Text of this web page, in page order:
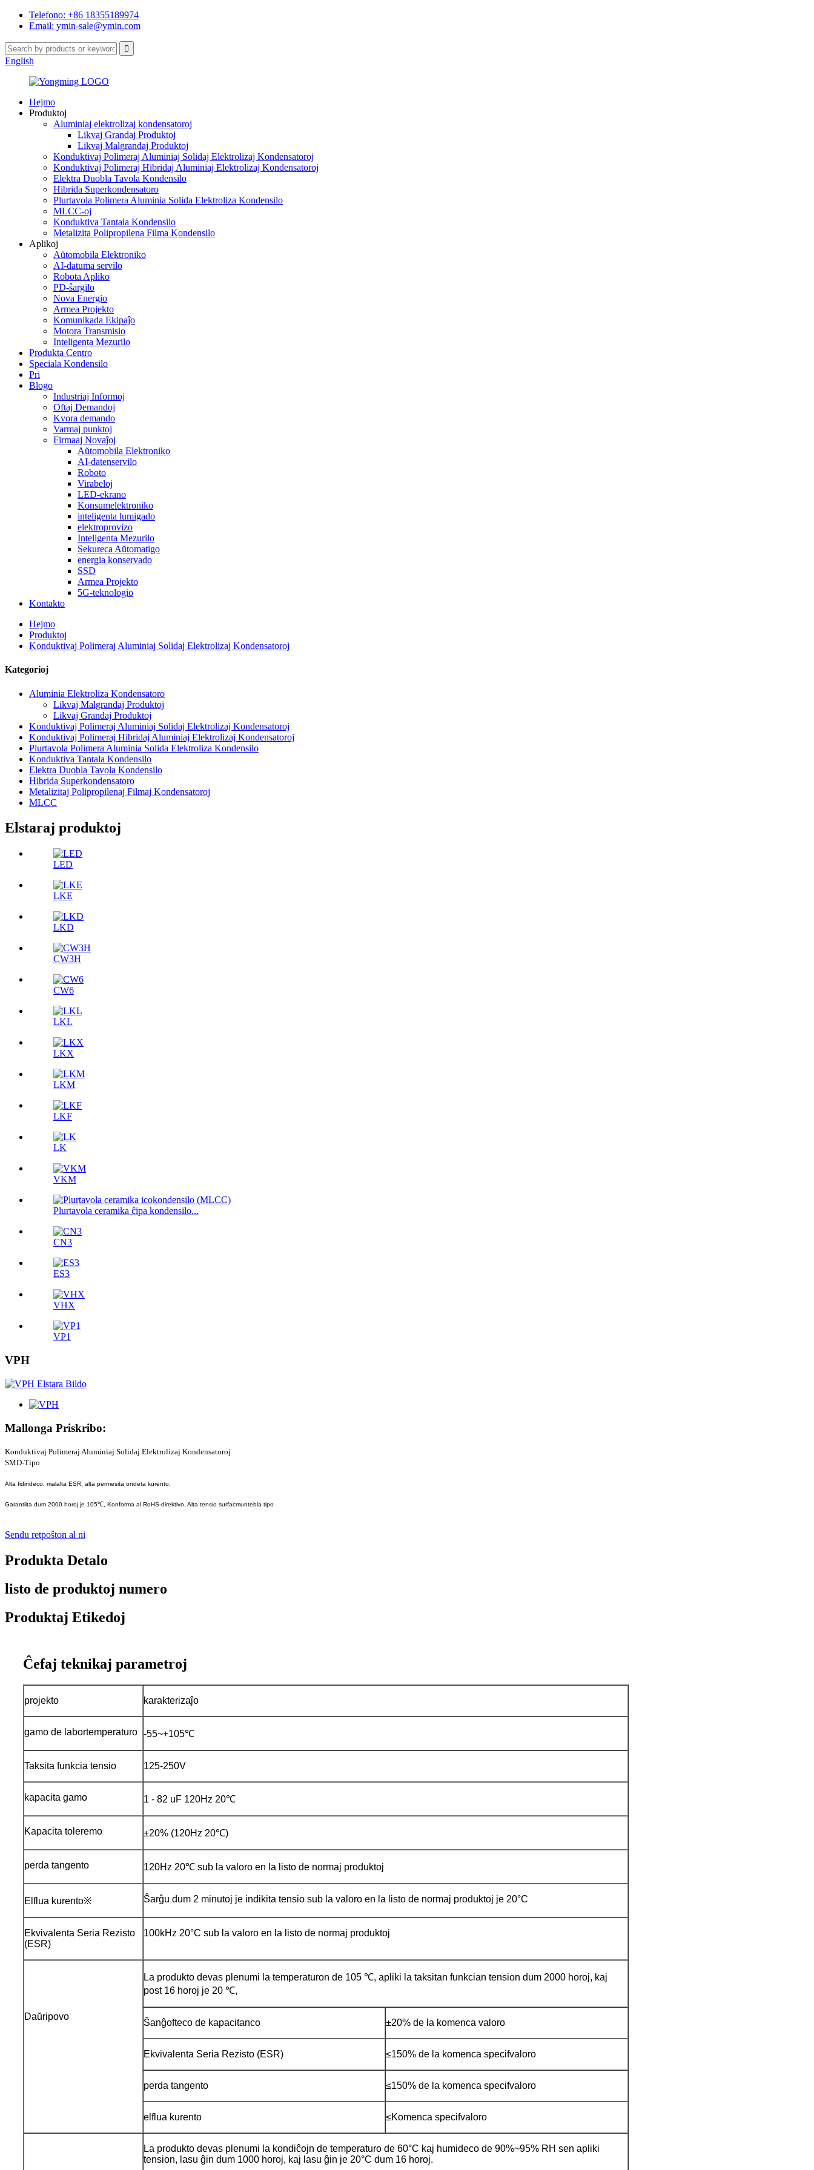
Telefono: +86 18355189974
Email: ymin-sale@ymin.com
English
Hejmo
Produktoj
Aluminiaj elektrolizaj kondensatoroj
Likvaj Grandaj Produktoj
Likvaj Malgrandaj Produktoj
Konduktivaj Polimeraj Aluminiaj Solidaj Elektrolizaj Kondensatoroj
Konduktivaj Polimeraj Hibridaj Aluminiaj Elektrolizaj Kondensatoroj
Elektra Duobla Tavola Kondensilo
Hibrida Superkondensatoro
Plurtavola Polimera Aluminia Solida Elektroliza Kondensilo
MLCC-oj
Konduktiva Tantala Kondensilo
Metalizita Polipropilena Filma Kondensilo
Aplikoj
Aŭtomobila Elektroniko
AI-datuma servilo
Robota Apliko
PD-ŝargilo
Nova Energio
Armea Projekto
Komunikada Ekipaĵo
Motora Transmisio
Inteligenta Mezurilo
Produkta Centro
Speciala Kondensilo
Pri
Blogo
Industriaj Informoj
Oftaj Demandoj
Kvora demando
Varmaj punktoj
Firmaaj Novaĵoj
Aŭtomobila Elektroniko
AI-datenservilo
Roboto
Virabeloj
LED-ekrano
Konsumelektroniko
inteligenta lumigado
elektroprovizo
Inteligenta Mezurilo
Sekureca Aŭtomatigo
energia konservado
SSD
Armea Projekto
5G-teknologio
Kontakto
Hejmo
Produktoj
Konduktivaj Polimeraj Aluminiaj Solidaj Elektrolizaj Kondensatoroj
Kategorioj
Aluminia Elektroliza Kondensatoro
Likvaj Malgrandaj Produktoj
Likvaj Grandaj Produktoj
Konduktivaj Polimeraj Aluminiaj Solidaj Elektrolizaj Kondensatoroj
Konduktivaj Polimeraj Hibridaj Aluminiaj Elektrolizaj Kondensatoroj
Plurtavola Polimera Aluminia Solida Elektroliza Kondensilo
Konduktiva Tantala Kondensilo
Elektra Duobla Tavola Kondensilo
Hibrida Superkondensatoro
Metalizitaj Polipropilenaj Filmaj Kondensatoroj
MLCC
Elstaraj produktoj
LED
LKE
LKD
CW3H
CW6
LKL
LKX
LKM
LKF
LK
VKM
Plurtavola ceramika ĉipa kondensilo...
CN3
ES3
VHX
VP1
VPH
Mallonga Priskribo:
Konduktivaj Polimeraj Aluminiaj Solidaj Elektrolizaj Kondensatoroj
SMD-Tipo
Alta fidindeco, malalta ESR, alta permesita ondeta kurento,
Garantiita dum 2000 horoj je 105℃, Konforma al RoHS-direktivo, Alta tensio surfacmuntebla tipo
Sendu retpoŝton al ni
Produkta Detalo
listo de produktoj numero
Produktaj Etikedoj
Ĉefaj teknikaj parametroj
projekto karakterizaĵo
gamo de labortemperaturo -55~+105℃
Taksita funkcia tensio 125-250V
kapacita gamo 1 - 82 uF 120Hz 20℃
Kapacita toleremo ±20% (120Hz 20℃)
perda tangento 120Hz 20℃ sub la valoro en la listo de normaj produktoj
Elflua kurento※ Ŝarĝu dum 2 minutoj je indikita tensio sub la valoro en la listo de normaj produktoj je 20°C
Ekvivalenta Seria Rezisto
(ESR)
100kHz 20°C sub la valoro en la listo de normaj produktoj
Daŭripovo
La produkto devas plenumi la temperaturon de 105 ℃, apliki la taksitan funkcian tension dum 2000 horoj, kaj
post 16 horoj je 20 ℃,
Ŝanĝofteco de kapacitanco ±20% de la komenca valoro
Ekvivalenta Seria Rezisto (ESR) ≤150% de la komenca specifvaloro
perda tangento ≤150% de la komenca specifvaloro
elflua kurento ≤Komenca specifvaloro
La produkto devas plenumi la kondiĉojn de temperaturo de 60°C kaj humideco de 90%~95% RH sen apliki
tension, lasu ĝin dum 1000 horoj, kaj lasu ĝin je 20°C dum 16 horoj.